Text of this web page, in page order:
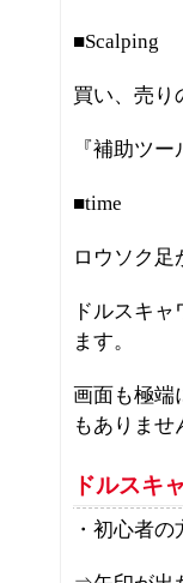
■Scalping
買い、売り
『補助ツー
■time
ロウソク
ドルスキ
ます。
画面も極端
もありませ
ドルスキ
・初心者